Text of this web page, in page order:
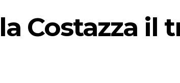
ski
Costazza il